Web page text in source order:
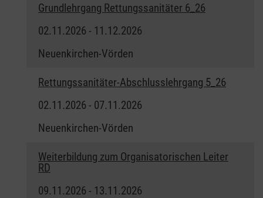
Grundlehrgang Rettungssanitäter 6_26
02.11.2026 - 11.12.2026
Neuenkirchen-Vörden
Rettungssanitäter-Abschlusslehrgang 5_26
02.11.2026 - 07.11.2026
Neuenkirchen-Vörden
Weiterbildung zum Organisatorischen Leiter
RD
09.11.2026 - 13.11.2026